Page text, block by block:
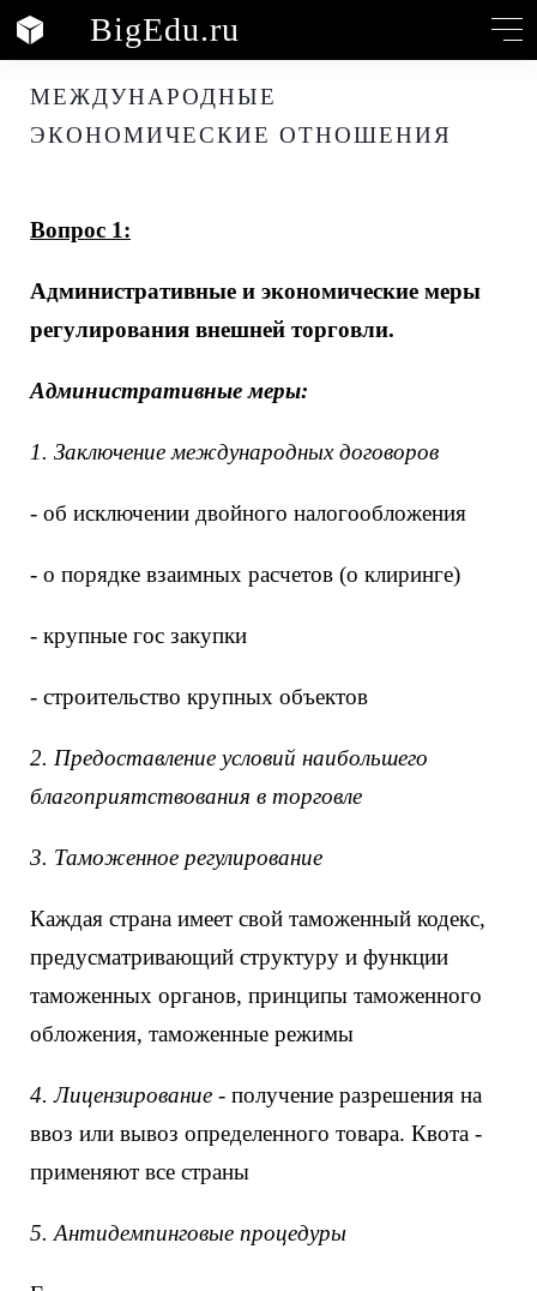
BigEdu.ru
МЕЖДУНАРОДНЫЕ
ЭКОНОМИЧЕСКИЕ ОТНОШЕНИЯ
Вопрос 1:
Административные и экономические меры
регулирования внешней торговли.
Административные меры:
1. Заключение международных договоров
- об исключении двойного налогообложения
- о порядке взаимных расчетов (о клиринге)
- крупные гос закупки
- строительство крупных объектов
2. Предоставление условий наибольшего
благоприятствования в торговле
3. Таможенное регулирование
Каждая страна имеет свой таможенный кодекс,
предусматривающий структуру и функции
таможенных органов, принципы таможенного
обложения, таможенные режимы
4. Лицензирование - получение разрешения на
ввоз или вывоз определенного товара. Квота -
применяют все страны
5. Антидемпинговые процедуры